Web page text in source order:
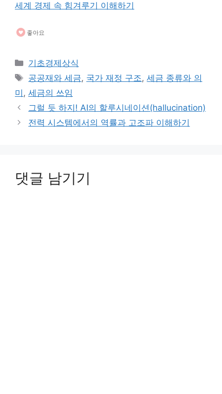
세계 경제 속 힘겨루기 이해하기
좋아요
카
테
고
리
기초경제상식
태
그
공공재와 세금, 국가 재정 구조,세금 종류와 의
미 , 세금의 쓰임
그럴 듯 하지! AI의 할루시네이션(hallucination)
전력 시스템에서의 역률과 고조파 이해하기
댓글 남기기